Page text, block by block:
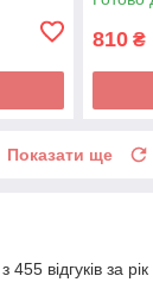
810 ₴
Показати ще
відгуків за рік